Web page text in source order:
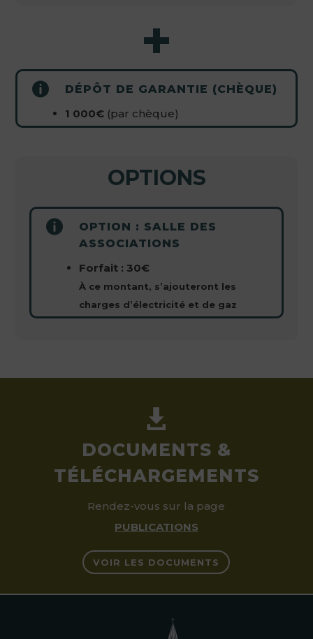
+

DÉPÔT DE GARANTIE (CHÈQUE)
1 000€(par chèque)
OPTIONS

OPTION : SALLE DES
ASSOCIATIONS
Forfait : 30€
À ce montant, s’ajouteront les
charges d’électricité et de gaz

DOCUMENTS &
TÉLÉCHARGEMENTS
Rendez-vous sur la page
PUBLICATIONS
VOIR LES DOCUMENTS